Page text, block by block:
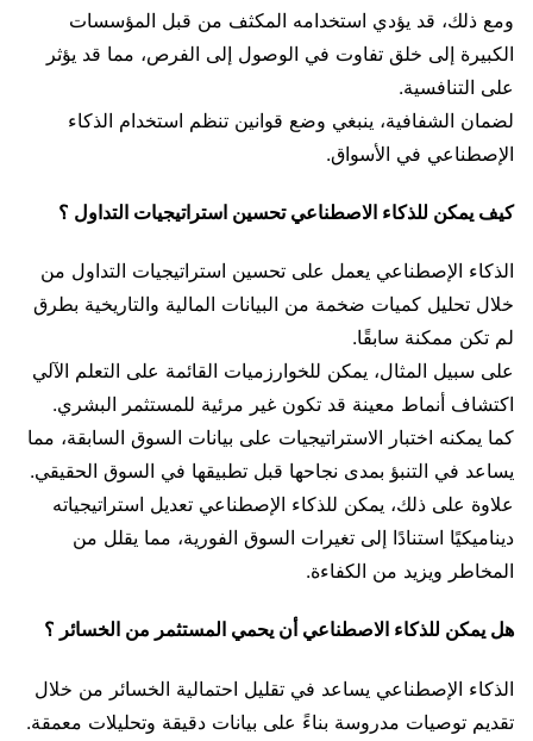
ومع ذلك، قد يؤدي استخدامه المكثف من قبل المؤسسات
الكبيرة إلى خلق تفاوت في الوصول إلى الفرص، مما قد يؤثر
على التنافسية.
لضمان الشفافية، ينبغي وضع قوانين تنظم استخدام الذكاء
الإصطناعي في الأسواق.
كيف يمكن للذكاء الاصطناعي تحسين استراتيجيات التداول ؟
الذكاء الإصطناعي يعمل على تحسين استراتيجيات التداول من
خلال تحليل كميات ضخمة من البيانات المالية والتاريخية بطرق
لم تكن ممكنة سابقًا.
على سبيل المثال، يمكن للخوارزميات القائمة على التعلم الآلي
اكتشاف أنماط معينة قد تكون غير مرئية للمستثمر البشري.
كما يمكنه اختبار الاستراتيجيات على بيانات السوق السابقة، مما
يساعد في التنبؤ بمدى نجاحها قبل تطبيقها في السوق الحقيقي.
علاوة على ذلك، يمكن للذكاء الإصطناعي تعديل استراتيجياته
ديناميكيًا استنادًا إلى تغيرات السوق الفورية، مما يقلل من
المخاطر ويزيد من الكفاءة.
هل يمكن للذكاء الاصطناعي أن يحمي المستثمر من الخسائر ؟
الذكاء الإصطناعي يساعد في تقليل احتمالية الخسائر من خلال
تقديم توصيات مدروسة بناءً على بيانات دقيقة وتحليلات معمقة.